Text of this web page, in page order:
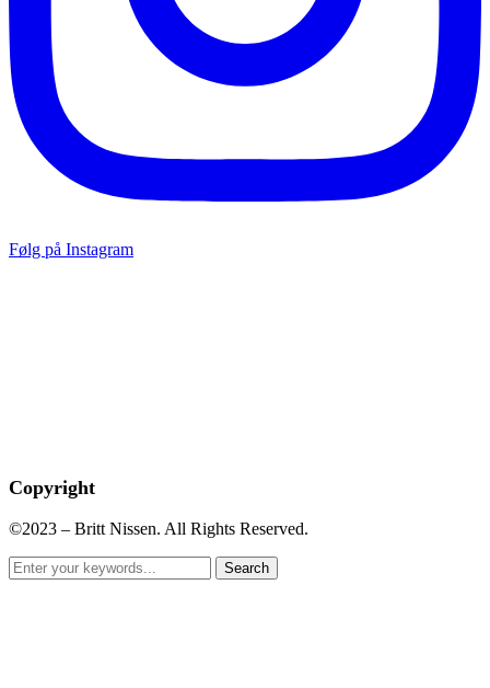
Følg på Instagram
Copyright
©2023 – Britt Nissen. All Rights Reserved.